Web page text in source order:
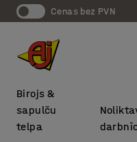
Cenas bez PVN
Birojs &
sapulču
telpa